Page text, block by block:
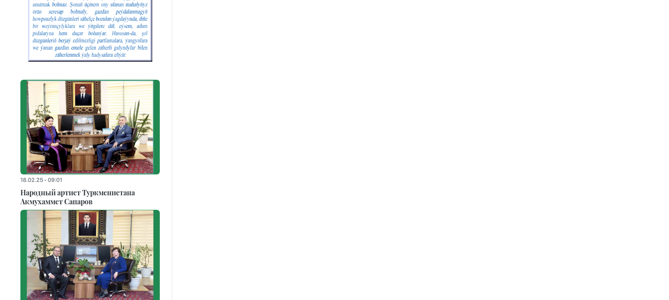
18.02.25 - 09:01
Народный артист Туркменистана
Акмухаммет Сапаров